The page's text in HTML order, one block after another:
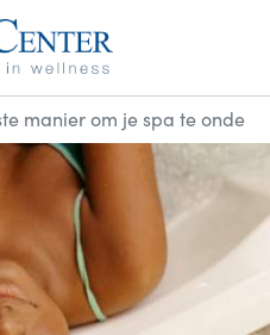
manier om je spa te